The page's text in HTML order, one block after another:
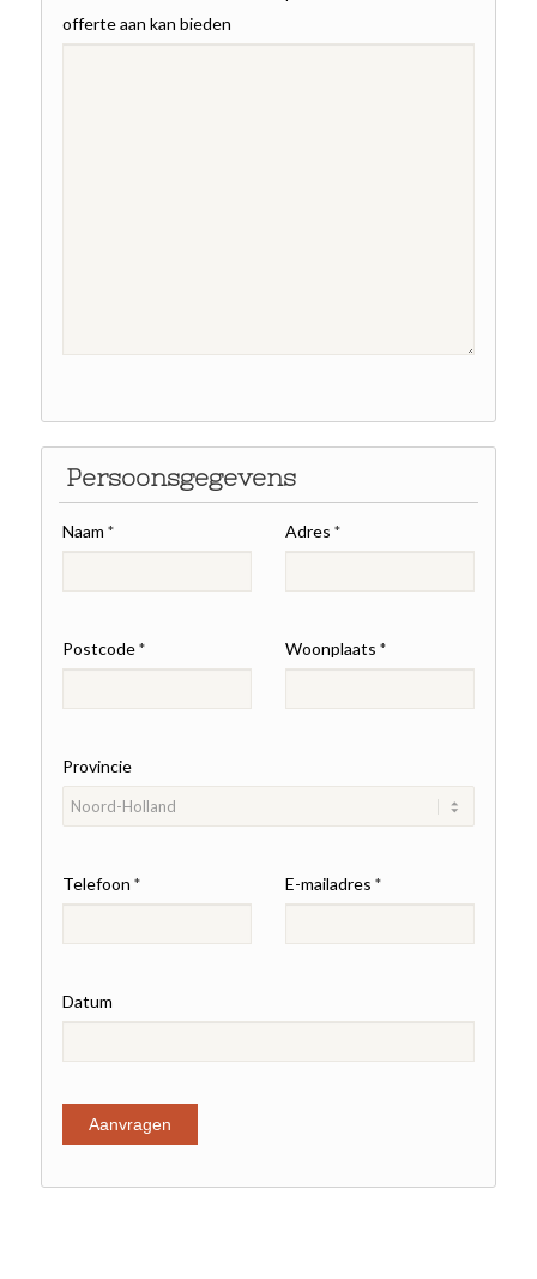
offerte aan kan bieden
Persoonsgegevens
Naam* Adres*
Postcode* Woonplaats*
Provincie
Telefoon* E-mailadres*
Datum